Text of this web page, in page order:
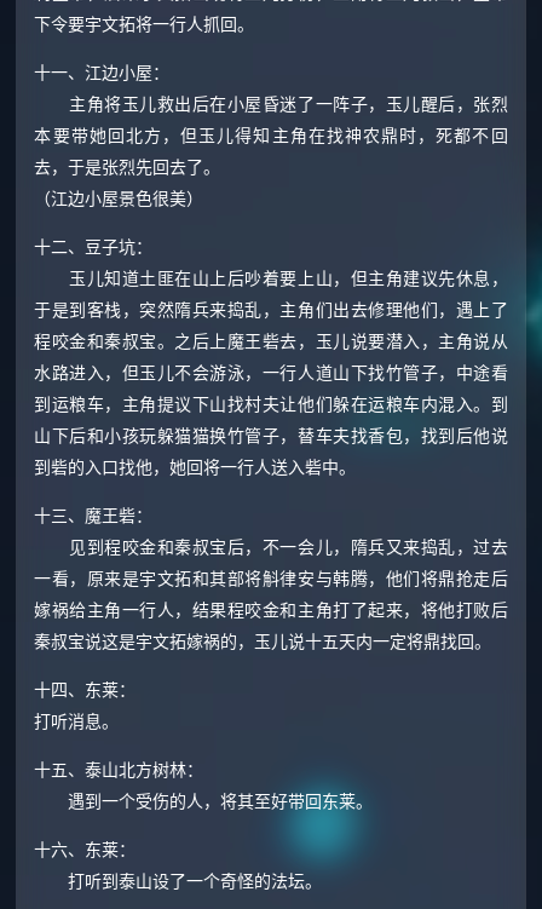
下令要宇文拓将一行人抓回。
十一、江边小屋：
主角将玉儿救出后在小屋昏迷了一阵子，玉儿醒后，张烈
本要带她回北方，但玉儿得知主角在找神农鼎时，死都不回
去，于是张烈先回去了。
（江边小屋景色很美）
十二、豆子坑：
玉儿知道土匪在山上后吵着要上山，但主角建议先休息，
于是到客栈，突然隋兵来捣乱，主角们出去修理他们，遇上了
程咬金和秦叔宝。之后上魔王砦去，玉儿说要潜入，主角说从
水路进入，但玉儿不会游泳，一行人道山下找竹管子，中途看
到运粮车，主角提议下山找村夫让他们躲在运粮车内混入。到
山下后和小孩玩躲猫猫换竹管子，替车夫找香包，找到后他说
到砦的入口找他，她回将一行人送入砦中。
十三、魔王砦：
见到程咬金和秦叔宝后，不一会儿，隋兵又来捣乱，过去
一看，原来是宇文拓和其部将斛律安与韩腾，他们将鼎抢走后
嫁祸给主角一行人，结果程咬金和主角打了起来，将他打败后
秦叔宝说这是宇文拓嫁祸的，玉儿说十五天内一定将鼎找回。
十四、东莱：
打听消息。
十五、泰山北方树林：
遇到一个受伤的人，将其至好带回东莱。
十六、东莱：
打听到泰山设了一个奇怪的法坛。